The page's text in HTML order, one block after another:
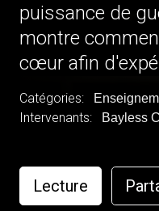
puissance de
montre
cœur afin
corporels,
histoires
Catégories:
Intervenants: Bayless
Lecture